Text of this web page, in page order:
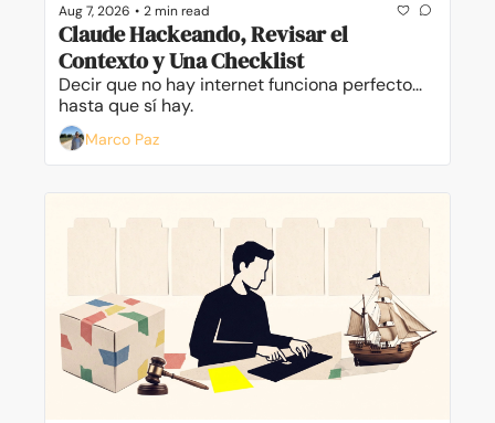
Aug 7, 2026 • 2 min read
Claude Hackeando, Revisar el
Contexto y Una Checklist
Decir que no hay internet funciona perfecto...
hasta que sí hay.
Marco Paz